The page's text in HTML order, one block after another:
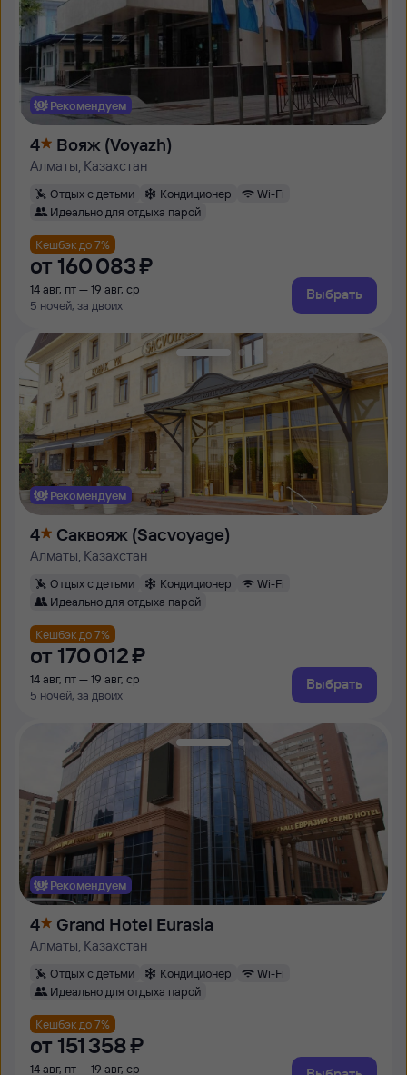
Рекомендуем
4 Вояж (Voyazh)
Алматы, Казахстан
Отдых с детьми Кондиционер
Wi-Fi
Идеально для отдыха парой
Кешбэк до 7%
от 160 ⁠083 ⁠₽
14 авг, пт — 19 авг, ср
5 ночей, за двоих
Выбрать
Рекомендуем
4 Саквояж (Sacvoyage)
Алматы, Казахстан
Отдых с детьми Кондиционер
Wi-Fi
Идеально для отдыха парой
Кешбэк до 7%
от 170 ⁠012 ⁠₽
14 авг, пт — 19 авг, ср
5 ночей, за двоих
Выбрать
Рекомендуем
4 Grand Hotel Eurasia
Алматы, Казахстан
Отдых с детьми Кондиционер
Wi-Fi
Идеально для отдыха парой
Кешбэк до 7%
от 151 ⁠358 ⁠₽
14 авг, пт — 19 авг, ср